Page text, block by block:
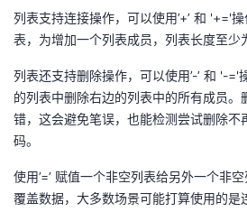
列表支持连接操作，可以使用’+’ 和 '+='
表，为增加一个列表成员，列表长度至少
列表还支持删除操作，可以使用’-’ 和 '-='
的列表中删除右边的列表中的所有成员。
错，这会避免笔误，也能检测尝试删除不
码。
使用’=’ 赋值一个非空列表给另外一个非
覆盖数据，大多数场景可能打算使用的是